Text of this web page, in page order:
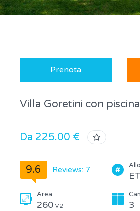
Prenota
Villa Goretini con
Da 225.00 €
9.6 Reviews: 7
Area
260 M2 3